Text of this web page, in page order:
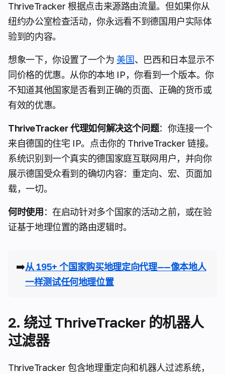
ThriveTracker 根据点击来源路由流量。但如果你从
纽约办公室检查活动，你永远看不到德国用户实际体
验到的内容。
想象一下，你设置了一个为 美国、巴西和日本显示不
同价格的优惠。从你的本地 IP，你看到一个版本。你
不知道其他国家是否看到正确的页面、正确的货币或
有效的优惠。
ThriveTracker 代理如何解决这个问题：你连接一个
来自德国的住宅 IP。点击你的 ThriveTracker 链接。
系统识别到一个真实的德国家庭互联网用户，并向你
展示德国受众看到的确切内容：重定向、宏、页面加
载，一切。
何时使用 ：在启动针对多个国家的活动之前，或在验
证基于地理位置的路由逻辑时。
➡️从 195+ 个国家购买地理定向代理——像本地人
一样测试任何地理位置
2. 绕过 ThriveTracker 的机器人
过滤器
ThriveTracker 包含地理重定向和机器人过滤系统，